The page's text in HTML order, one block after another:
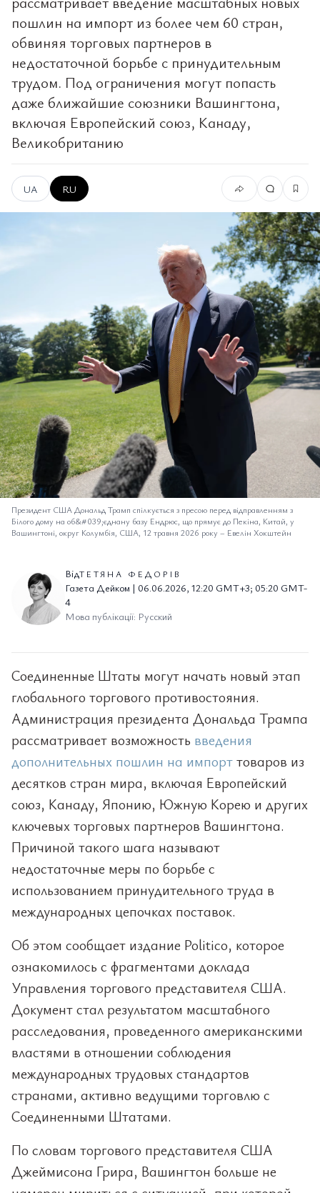
пошлин на импорт из более чем 60 стран,
обвиняя торговых партнеров в
недостаточной борьбе с принудительным
трудом. Под ограничения могут попасть
даже ближайшие союзники Вашингтона,
включая Европейский союз, Канаду,
Великобританию
UA RU
Президент США Дональд Трамп спілкується з пресою перед відправленням з
Білого дому на об&#039;єднану базу Ендрюс, що прямує до Пекіна, Китай, у
Вашингтоні, округ Колумбія, США, 12 травня 2026 року – Евелін Хокштейн
ВідТЕТЯНА ФЕДОРІВ
Газета Дейком | 06.06.2026, 12:20 GMT+3; 05:20 GMT-
4
Мова публікації: Русский
Соединенные Штаты могут начать новый этап
глобального торгового противостояния.
Администрация президента Дональда Трампа
рассматривает возможность введения
дополнительных пошлин на импорттоваров из
десятков стран мира, включая Европейский
союз, Канаду, Японию, Южную Корею и других
ключевых торговых партнеров Вашингтона.
Причиной такого шага называют
недостаточные меры по борьбе с
использованием принудительного труда в
международных цепочках поставок.
Об этом сообщает издание Politico, которое
ознакомилось с фрагментами доклада
Управления торгового представителя США.
Документ стал результатом масштабного
расследования, проведенного американскими
властями в отношении соблюдения
международных трудовых стандартов
странами, активно ведущими торговлю с
Соединенными Штатами.
По словам торгового представителя США
Джеймисона Грира, Вашингтон больше не